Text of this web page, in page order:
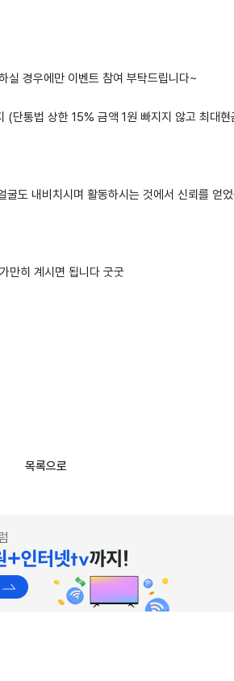
실 경우에만 이벤트 참여 부탁드립니다~
단통법 상한 15% 금액 1원 빠지지 않고 최대현
도 내비치시며 활동하시는 것에서 신뢰를 얻
만히 계시면 됩니다 굿굿
목록으로